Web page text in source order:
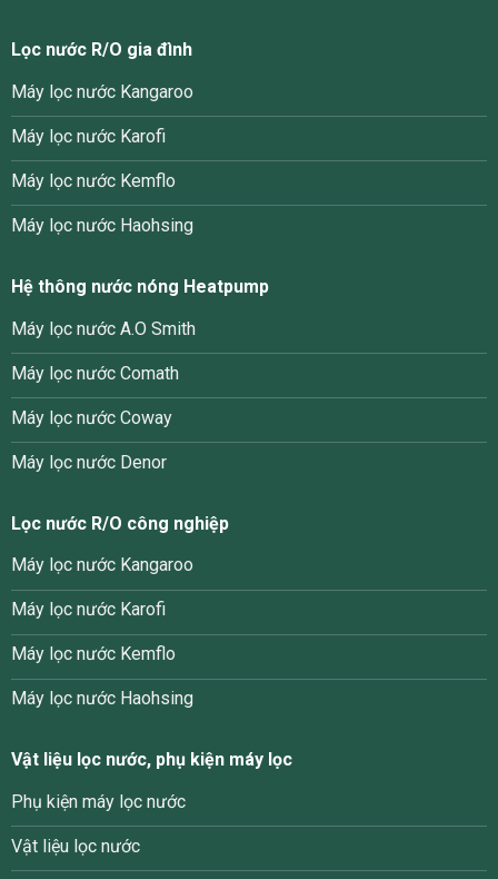
Lọc nước R/O gia đình
Máy lọc nước Kangaroo
Máy lọc nước Karofi
Máy lọc nước Kemflo
Máy lọc nước Haohsing
Hệ thông nước nóng Heatpump
Máy lọc nước A.O Smith
Máy lọc nước Comath
Máy lọc nước Coway
Máy lọc nước Denor
Lọc nước R/O công nghiệp
Máy lọc nước Kangaroo
Máy lọc nước Karofi
Máy lọc nước Kemflo
Máy lọc nước Haohsing
Vật liệu lọc nước, phụ kiện máy lọc
Phụ kiện máy lọc nước
Vật liệu lọc nước